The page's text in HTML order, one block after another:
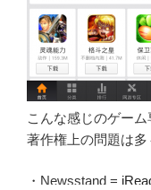
こんな感じのゲーム
著作権上の問題は多
・Newsstand =